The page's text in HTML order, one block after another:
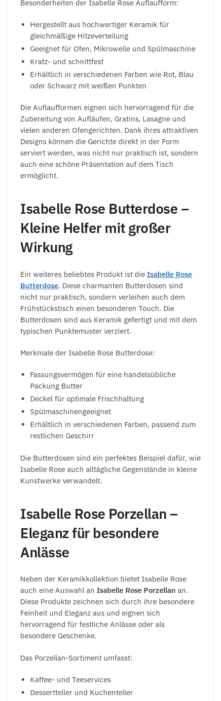
Besonderheiten der Isabelle Rose Auflaufform:
Hergestellt aus hochwertiger Keramik für
gleichmäßige Hitzeverteilung
Geeignet für Ofen, Mikrowelle und Spülmaschine
Kratz- und schnittfest
Erhältlich in verschiedenen Farben wie Rot, Blau
oder Schwarz mit weißen Punkten
Die Auflaufformen eignen sich hervorragend für die
Zubereitung von Aufläufen, Gratins, Lasagne und
vielen anderen Ofengerichten. Dank ihres attraktiven
Designs können die Gerichte direkt in der Form
serviert werden, was nicht nur praktisch ist, sondern
auch eine schöne Präsentation auf dem Tisch
ermöglicht.
Isabelle Rose Butterdose –
Kleine Helfer mit großer
Wirkung
Ein weiteres beliebtes Produkt ist die Isabelle Rose
Butterdose. Diese charmanten Butterdosen sind
nicht nur praktisch, sondern verleihen auch dem
Frühstückstisch einen besonderen Touch. Die
Butterdosen sind aus Keramik gefertigt und mit dem
typischen Punktemuster verziert.
Merkmale der Isabelle Rose Butterdose:
Fassungsvermögen für eine handelsübliche
Packung Butter
Deckel für optimale Frischhaltung
Spülmaschinengeeignet
Erhältlich in verschiedenen Farben, passend zum
restlichen Geschirr
Die Butterdosen sind ein perfektes Beispiel dafür, wie
Isabelle Rose auch alltägliche Gegenstände in kleine
Kunstwerke verwandelt.
Isabelle Rose Porzellan –
Eleganz für besondere
Anlässe
Neben der Keramikkollektion bietet Isabelle Rose
auch eine Auswahl an Isabelle Rose Porzellan an.
Diese Produkte zeichnen sich durch ihre besondere
Feinheit und Eleganz aus und eignen sich
hervorragend für festliche Anlässe oder als
besondere Geschenke.
Das Porzellan-Sortiment umfasst:
Kaffee- und Teeservices
Dessertteller und Kuchenteller